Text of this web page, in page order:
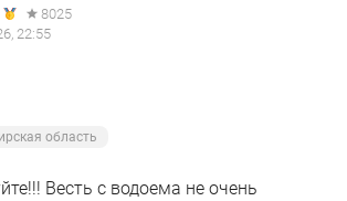
8025
22:55
область
Весть с водоема не очень